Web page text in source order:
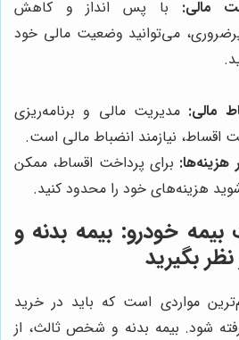
مالی:
با پس انداز و کاهش
می‌توانید وضعیت مالی خود
مالی: مدیریت مالی و برنامه‌ریزی
اقساط، نیازمند انضباط مالی است.
برای پرداخت اقساط، ممکن
هزینه‌های خود را محدود کنید.
خودرو: بیمه بدنه و
بگیرید
مواردی است که باید در خرید
شود. بیمه بدنه و شخص ثالث، از